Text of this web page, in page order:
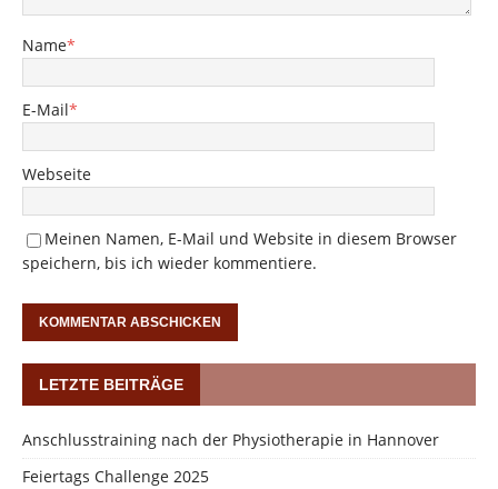
Name*
E-Mail*
Webseite
Meinen Namen, E-Mail und Website in diesem Browser
speichern, bis ich wieder kommentiere.
LETZTE BEITRÄGE
Anschlusstraining nach der Physiotherapie in Hannover
Feiertags Challenge 2025